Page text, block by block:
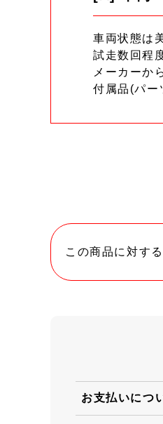
車両状態は
試走数回程
メーカーか
付属品(パー
この商品に対す
お支払いにつ